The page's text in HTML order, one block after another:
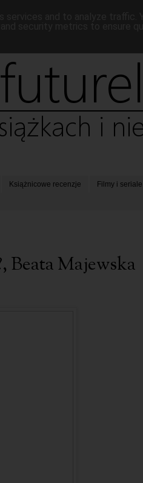
Książnicowe recenzje Filmy i seriale
Beata Majewska